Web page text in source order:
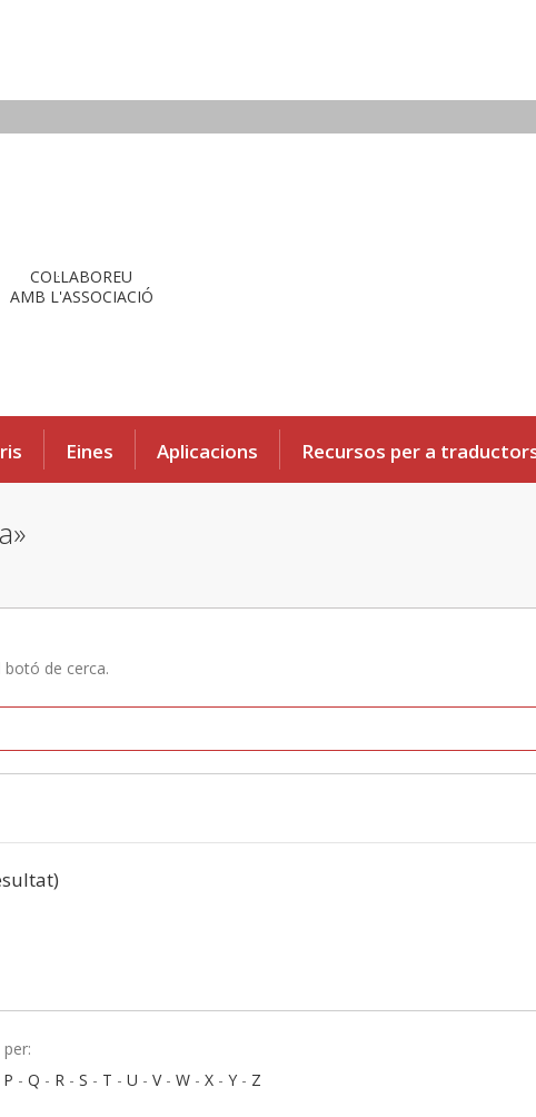
COL·LABOREU
AMB L'ASSOCIACIÓ
Eines Aplicacions Recursos per a
botó de cerca.
P - Q - R - S - T - U - V- W - X - Y - Z